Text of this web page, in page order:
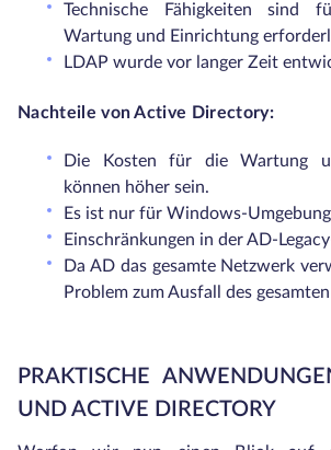
Technische Fähigkeiten sind
Wartung und Einrichtung
LDAP wurde vor langer Zeit
Nachteile von Active Directory:
Die Kosten für die Wartung
können höher sein.
Es ist nur für Windows-
Einschränkungen in der AD-
Da AD das gesamte Netzwerk
Problem zum Ausfall des
PRAKTISCHE
UND ACTIVE DIRECTORY